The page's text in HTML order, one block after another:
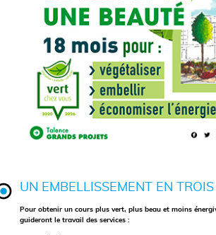
UN EMBELLISSEMENT EN
Pour obtenir un cours plus vert, plus beau et moins
guideront le travail des services :